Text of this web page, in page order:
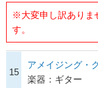
※大変申し訳ありま
す。
15
アメイジング・
楽器：ギター